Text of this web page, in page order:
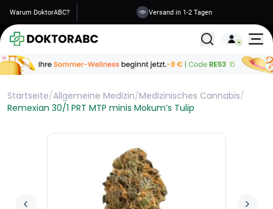
Warum DoktorABC? Versand in 1-2 Tagen
Alle
Startseite/Allgemeine Medizin/Medizinisches Cannabis/
Remexian 30/1 PRT MTP minis Mokum’s Tulip